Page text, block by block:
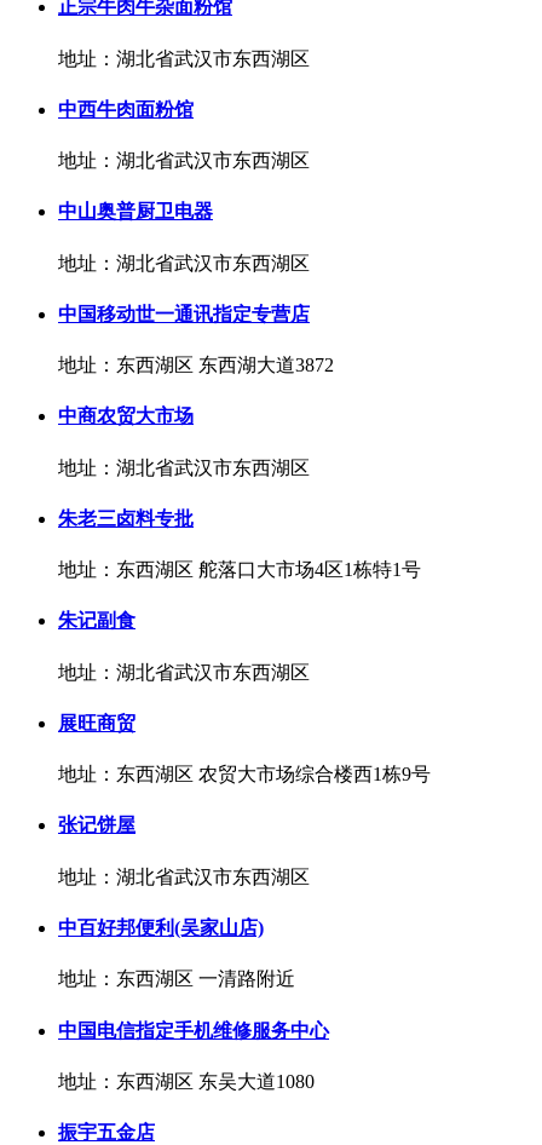
正宗牛肉牛杂面粉馆
地址：湖北省武汉市东西湖区
中西牛肉面粉馆
地址：湖北省武汉市东西湖区
中山奥普厨卫电器
地址：湖北省武汉市东西湖区
中国移动世一通讯指定专营店
地址：东西湖区 东西湖大道3872
中商农贸大市场
地址：湖北省武汉市东西湖区
朱老三卤料专批
地址：东西湖区 舵落口大市场4区1栋特1号
朱记副食
地址：湖北省武汉市东西湖区
展旺商贸
地址：东西湖区 农贸大市场综合楼西1栋9号
张记饼屋
地址：湖北省武汉市东西湖区
中百好邦便利(吴家山店)
地址：东西湖区 一清路附近
中国电信指定手机维修服务中心
地址：东西湖区 东吴大道1080
振宇五金店